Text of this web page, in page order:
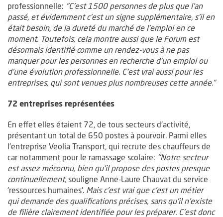
professionnelle: "C'est 1500 personnes de plus que l'an
passé, et évidemment c'est un signe supplémentaire, s'il en
était besoin, de la dureté du marché de l'emploi en ce
moment. Toutefois, cela montre aussi que le Forum est
désormais identifié comme un rendez-vous à ne pas
manquer pour les personnes en recherche d'un emploi ou
d'une évolution professionnelle. C'est vrai aussi pour les
entreprises, qui sont venues plus nombreuses cette année."
72 entreprises représentées
En effet elles étaient 72, de tous secteurs d'activité,
présentant un total de 650 postes à pourvoir. Parmi elles
l'entreprise Veolia Transport, qui recrute des chauffeurs de
car notamment pour le ramassage scolaire: "Notre secteur
est assez méconnu, bien qu'il propose des postes presque
continuellement, souligne Anne-Laure Chauvat du service
'ressources humaines'. Mais c'est vrai que c'est un métier
qui demande des qualifications précises, sans qu'il n'existe
de filière clairement identifiée pour les préparer. C'est donc